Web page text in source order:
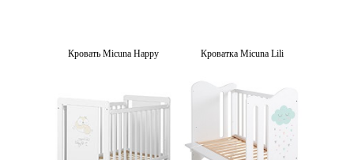
Кровать Micuna Happy Кроватка Micuna Lili